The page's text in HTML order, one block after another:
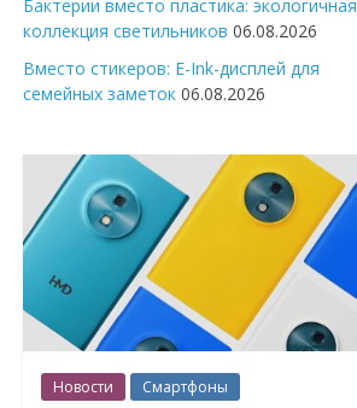
Бактерии вместо пластика: экологичная
коллекция светильников 06.08.2026
Вместо стикеров: E-Ink-дисплей для
семейных заметок 06.08.2026
Новости Смартфоны